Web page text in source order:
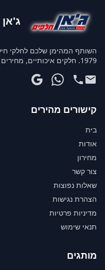
1979. חלקים איכותיים, מחירים תחרותיים ושירות יוצא דופן.
קישורים מהירים
בית
אודות
מחירון
צור קשר
שאלות נפוצות
הצהרת נגישות
מדיניות פרטיות
תנאי שימוש
מותגים